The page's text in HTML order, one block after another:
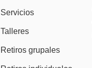
Servicios
Talleres
Retiros grupales